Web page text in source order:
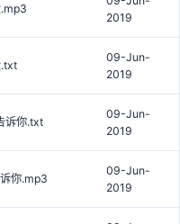
2019
.txt
09-Jun-
2019
诉你.txt
09-Jun-
2019
你.mp3
09-Jun-
2019